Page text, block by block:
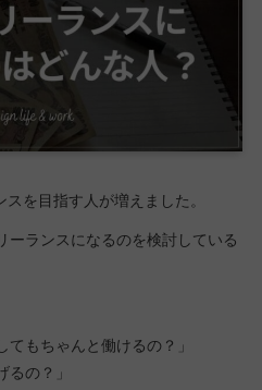
を目指す人が増えました。
ーランスになるのを検討している
てもちゃんと働けるの？」
るの？」